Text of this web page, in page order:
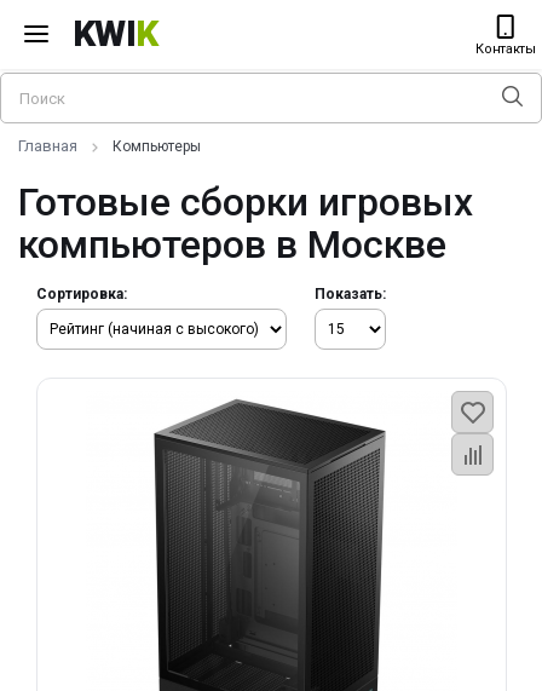
KWIK Контакты
Главная Компьютеры
Готовые сборки игровых
компьютеров в Москве
Сортировка: Показать: